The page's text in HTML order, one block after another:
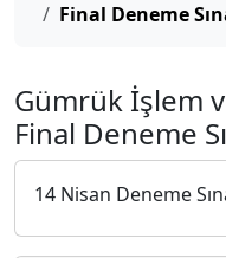
Final Deneme
Gümrük İşlem
Final Deneme
14 Nisan Deneme